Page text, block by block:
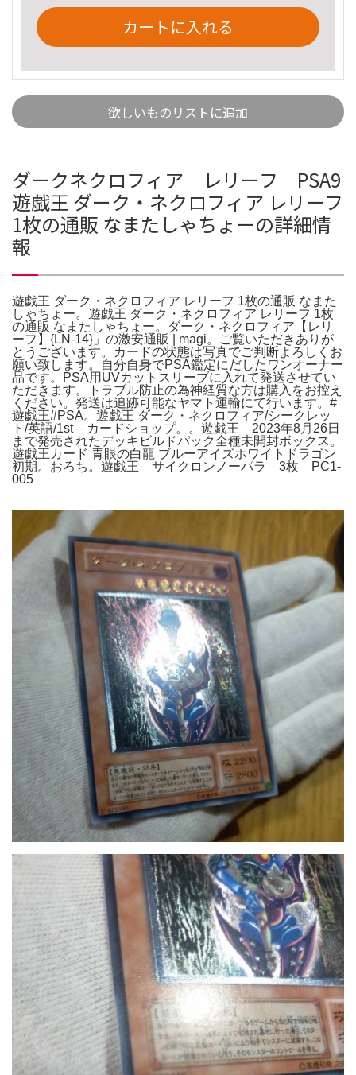
カートに入れる
欲しいものリストに追加
ダークネクロフィア レリーフ PSA9
遊戯王 ダーク・ネクロフィア レリーフ
1枚の通販 なまたしゃちょーの詳細情
報
遊戯王 ダーク・ネクロフィア レリーフ 1枚の通販 なまた
しゃちょー。遊戯王 ダーク・ネクロフィア レリーフ 1枚
の通販 なまたしゃちょー。ダーク・ネクロフィア【レリ
ーフ】{LN-14}」の激安通販 | magi。ご覧いただきありが
とうございます。カードの状態は写真でご判断よろしくお
願い致します。自分自身でPSA鑑定にだしたワンオーナー
品です。PSA用UVカットスリーブに入れて発送させてい
ただきます。トラブル防止の為神経質な方は購入をお控え
ください。発送は追跡可能なヤマト運輸にて行います。#
遊戯王#PSA。遊戯王 ダーク・ネクロフィア/シークレッ
ト/英語/1st – カードショップ。。遊戯王 2023年8月26日
まで発売されたデッキビルドパック全種未開封ボックス。
遊戯王カード 青眼の白龍 ブルーアイズホワイトドラゴン
初期。おろち。遊戯王 サイクロンノーパラ 3枚 PC1-
005